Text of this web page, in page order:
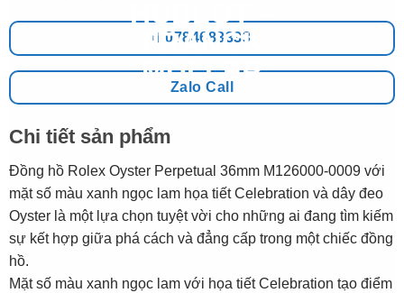
0784683333
Zalo Call
Chi tiết sản phẩm
Đồng hồ Rolex Oyster Perpetual 36mm M126000-0009 với
mặt số màu xanh ngọc lam họa tiết Celebration và dây đeo
Oyster là một lựa chọn tuyệt vời cho những ai đang tìm kiếm
sự kết hợp giữa phá cách và đẳng cấp trong một chiếc đồng
hồ.
Mặt số màu xanh ngọc lam với họa tiết Celebration tạo điểm